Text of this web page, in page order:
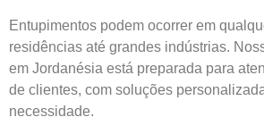
Entupimentos podem ocorrer em
residências até grandes indústrias.
em Jordanésia está preparada para
de clientes, com soluções
necessidade.